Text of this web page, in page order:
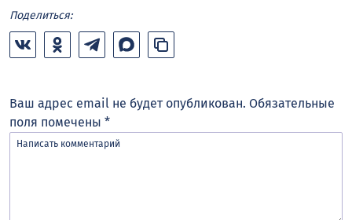
Поделиться:
Ваш адрес email не будет опубликован. Обязательные
поля помечены *